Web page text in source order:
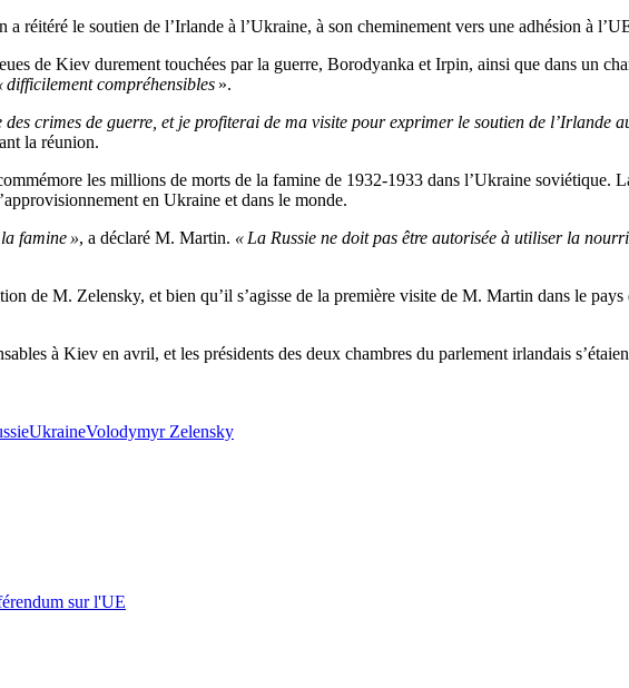
le soutien de l’Irlande à l’Ukraine, à son cheminement vers une adhésion à
de Kiev durement touchées par la guerre, Borodyanka et Irpin, ainsi que dans un
difficilement compréhensibles ».
crimes de guerre, et je profiterai de ma visite pour exprimer le soutien de l’Irlande
la réunion.
les millions de morts de la famine de 1932-1933 dans l’Ukraine soviétique.
en Ukraine et dans le monde.
famine », a déclaré M. Martin. « La Russie ne doit pas être autorisée à utiliser la
de M. Zelensky, et bien qu’il s’agisse de la première visite de M. Martin dans le
à Kiev en avril, et les présidents des deux chambres du parlement irlandais
UkraineVolodymyr Zelensky
sur l'UE